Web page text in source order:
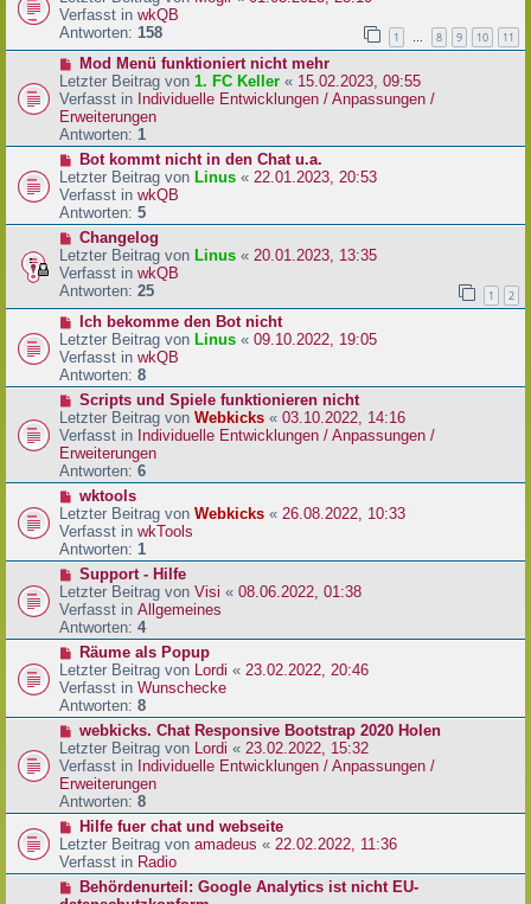
g
e
i
t
a
g
u
e
r
B
e
i
t
r
a
g
Verfasst in wkQB
Antworten: 158 1 … 8 9 10 11
N
e
u
e
r
B
e
i
t
r
a
g
Mod Menü funktioniert nicht mehr
Letzter Beitrag von 1. FC Keller « 15.02.2023, 09:55
Verfasst in Individuelle Entwicklungen / Anpassungen /
Erweiterungen
Antworten: 1
N
e
u
e
r
B
e
i
t
a
g
Bot kommt nicht in den Chat u.a.
Letzter Beitrag von Linus « 22.01.2023, 20:53
Verfasst in wkQB
Antworten: 5
N
e
u
e
r
B
e
i
t
a
g
Changelog
Letzter Beitrag von Linus « 20.01.2023, 13:35
Verfasst in wkQB
Antworten: 25 1 2
N
e
u
e
r
B
e
i
t
r
a
g
Ich bekomme den Bot nicht
Letzter Beitrag von Linus « 09.10.2022, 19:05
Verfasst in wkQB
Antworten: 8
N
e
u
e
r
B
e
i
t
r
a
g
Scripts und Spiele funktionieren nicht
Letzter Beitrag von Webkicks « 03.10.2022, 14:16
Verfasst in Individuelle Entwicklungen / Anpassungen /
Erweiterungen
Antworten: 6
N
e
u
e
r
B
e
i
t
a
g
wktools
Letzter Beitrag von Webkicks « 26.08.2022, 10:33
Verfasst in wkTools
Antworten: 1
N
e
u
e
r
B
e
i
t
a
g
Support - Hilfe
Letzter Beitrag von Visi « 08.06.2022, 01:38
Verfasst in Allgemeines
Antworten: 4
N
e
u
e
r
B
e
i
t
r
a
g
Räume als Popup
Letzter Beitrag von Lordi « 23.02.2022, 20:46
Verfasst in Wunschecke
Antworten: 8
N
e
u
e
r
B
e
i
t
webkicks. Chat Responsive Bootstrap 2020 Holen
Letzter Beitrag von Lordi « 23.02.2022, 15:32
Verfasst in Individuelle Entwicklungen / Anpassungen /
Erweiterungen
Antworten: 8
N
e
u
e
Hilfe fuer chat und webseite
Letzter Beitrag von amadeus « 22.02.2022, 11:36
Verfasst in Radio
NBehördenurteil: Google Analytics ist nicht EU-